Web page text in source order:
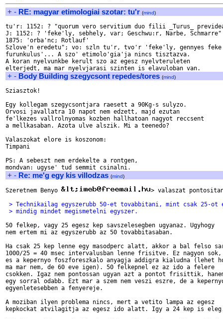
+ - RE: magyar etimologiai szotar: tu'r (mind)
tu'r: 1152: ? "quorum vero servitium duo filii _Turus_
J: 1152: ? 'feke'ly, sebhely, var; Geschwu:r, Narbe, Schmarre"
1875: 'orba'nc; Rotlauf'
Szlove'n eredetu"; vo: szln tu'r, tvo'r 'feke'ly, gennyes
furunkulus'... A szo' etimolo'gia'ja nincs tisztazva.
A koran nyelvunkbe kerult szo az egesz nyelvteruleten
+ - Body Building szegycsont repedes/tores (mind)
Sziasztok!
Egy kollegam szegycsontjara raesett a 90Kg-s sulyzo.
Orvosi javallatra 10 napot nem edzett, majd ezutan
fe'lkezes vallrolnyomas kozben hallhatoan nagyot reccsent
a mellkasaban. Azota ulve alszik. Mi a teenedo?
Valaszokat elore is koszonom:
Timpani
PS: A sebeszt nem erdekelte a rontgen,
+ - Re: me'g egy kis villodzas (mind)
Szeretnem Benyo
> valaszat
> Technikailag egyszerubb 50-et tovabbitani, mint csak 25-ot
> mindig mindet megismetelni egyszer.
50 felkep, vagy 25 egesz kep savszelesegben ugyanaz. Ugyhogy
nem ertem mi az egyszerubb az 50 tovabbitasaban.
Ha csak 25 kep lenne egy masodperc alatt, akkor a bal felso
1000/25 = 40 msec intervalusban lenne frisitve. Ez nagyon sok,
es a kepernyo foszforeszkalo anyagja addigra kialudna (lehet
ma mar nem, de 60 eve igen). 50 felkepnel ez az ido a felere
csokken. Igaz nem pontossan ugyan azt a pontot frisittik,
egy sorral odabb. Ezt mar a szem nem veszi eszre, de a
egyenletesebben a fenyereje.
A moziban ilyen problema nincs, mert a vetito lampa az egesz
kepkockat atvilagitja az egesz ido alatt. Igy a 24 kep is